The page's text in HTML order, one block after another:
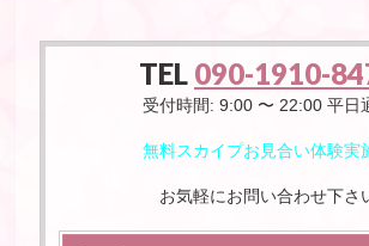
TEL 090-1910-
受付時間: 9:00 〜 22:00 平日
無料スカイプお見合い体験実
お気軽にお問い合わせ下さ